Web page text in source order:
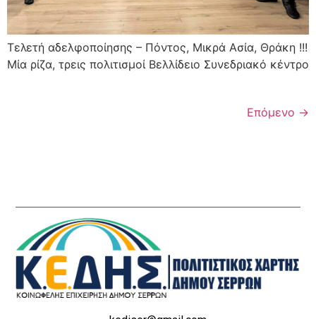
Τελετή αδελφοποίησης – Πόντος, Μικρά Ασία, Θράκη !!!
Μία ρίζα, τρεις πολιτισμοί Βελλίδειο Συνεδριακό κέντρο
Επόμενο →